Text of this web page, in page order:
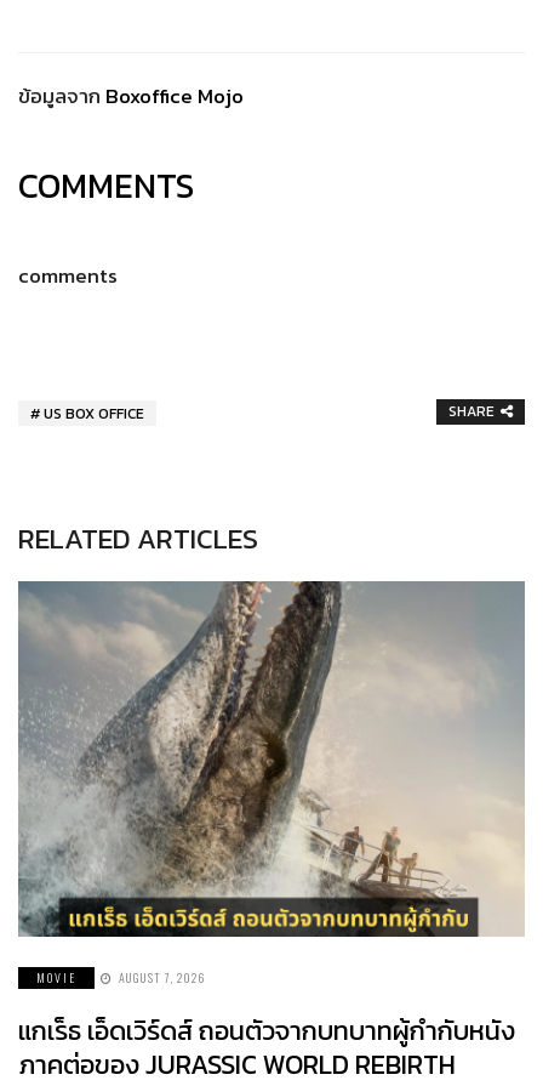
ข้อมูลจาก Boxoffice Mojo
COMMENTS
comments
US BOX OFFICE SHARE
RELATED ARTICLES
MOVIE AUGUST 7, 2026
แกเร็ธ เอ็ดเวิร์ดส์ ถอนตัวจากบทบาทผู้กำกับหนัง
ภาคต่อของ JURASSIC WORLD REBIRTH